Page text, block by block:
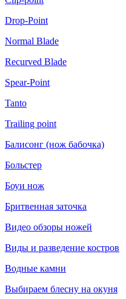
Drop-Point
Normal Blade
Recurved Blade
Spear-Point
Tanto
Trailing point
Балисонг (нож бабочка)
Больстер
Боуи нож
Бритвенная заточка
Видео обзоры ножей
Виды и разведение костров
Водные камни
Выбираем блесну на окуня